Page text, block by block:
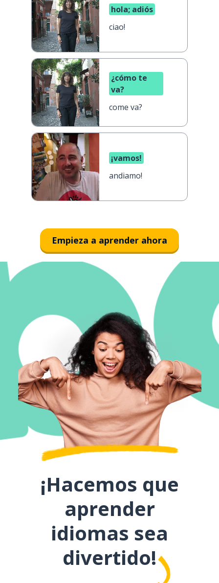
hola; adiós
ciao!
¿cómo te
va?
come va?
¡vamos!
andiamo!
Empieza a aprender ahora
¡Hacemos que
aprender
idiomas sea
divertido!